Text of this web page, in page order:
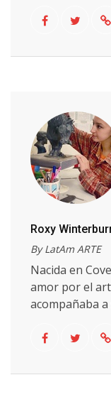
Roxy
By LatAm ARTE
Nacida en
amor por el
acompañaba a